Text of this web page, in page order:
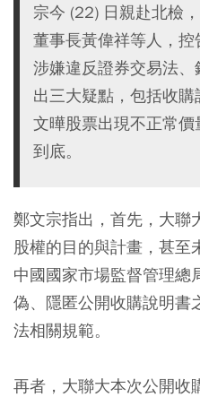
宗今 (22) 日親赴北檢
董事長黃偉祥等人，
涉嫌違反證券交易法
出三大疑點，包括收購
文曄股票出現不正常
到底。
鄭文宗指出，首先，大聯
股權的目的與計畫，甚至
中國國家市場監督管理總
偽、隱匿公開收購說明書
法相關規範。
再者，大聯大本次公開收